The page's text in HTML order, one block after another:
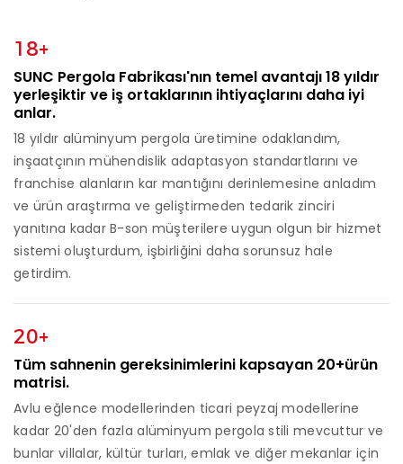
18+
SUNC Pergola Fabrikası'nın temel avantajı 18 yıldır
yerleşiktir ve iş ortaklarının ihtiyaçlarını daha iyi
anlar.
18 yıldır alüminyum pergola üretimine odaklandım,
inşaatçının mühendislik adaptasyon standartlarını ve
franchise alanların kar mantığını derinlemesine anladım
ve ürün araştırma ve geliştirmeden tedarik zinciri
yanıtına kadar B-son müşterilere uygun olgun bir hizmet
sistemi oluşturdum, işbirliğini daha sorunsuz hale
getirdim.
20+
Tüm sahnenin gereksinimlerini kapsayan 20+ürün
matrisi.
Avlu eğlence modellerinden ticari peyzaj modellerine
kadar 20'den fazla alüminyum pergola stili mevcuttur ve
bunlar villalar, kültür turları, emlak ve diğer mekanlar için